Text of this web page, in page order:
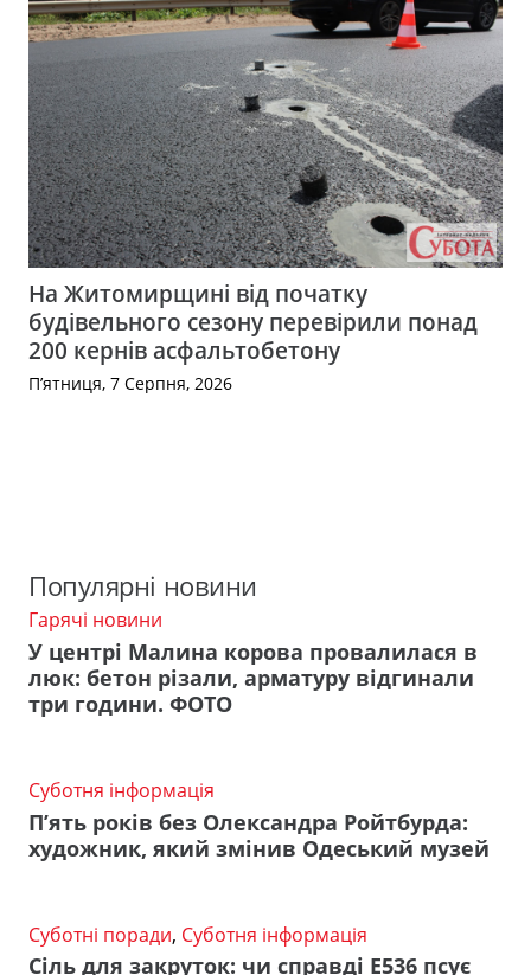
На Житомирщині від початку
будівельного сезону перевірили понад
200 кернів асфальтобетону
П’ятниця, 7 Серпня, 2026
Популярні новини
Гарячі новини
У центрі Малина корова провалилася в
люк: бетон різали, арматуру відгинали
три години. ФОТО
Суботня інформація
П’ять років без Олександра Ройтбурда:
художник, який змінив Одеський музей
Суботні поради, Суботня інформація
Сіль для закруток: чи справді Е536 псує